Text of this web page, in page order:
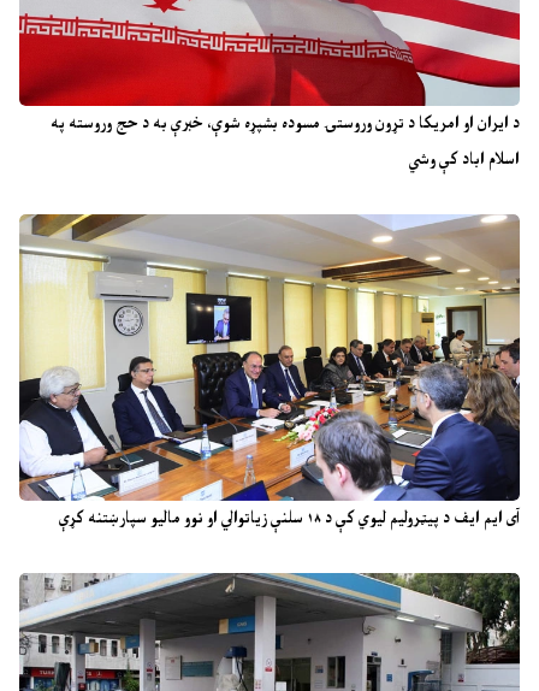
د ایران او امریکا د تړون وروستۍ مسوده بشپړه شوې، خبرې به د حج وروسته په
اسلام اباد کې وشي
آی ایم ایف د پیټرولیم لیوي کې د ۱۸ سلنې زیاتوالي او نوو مالیو سپارښتنه کړې